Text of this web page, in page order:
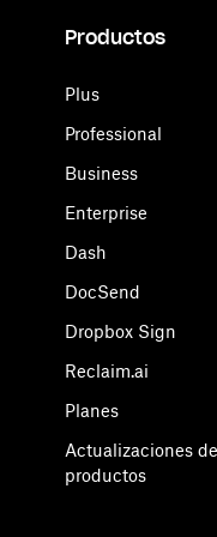
Productos
Plus
Professional
Business
Enterprise
Dash
DocSend
Dropbox Sign
Reclaim.ai
Planes
Actualizaciones de
productos